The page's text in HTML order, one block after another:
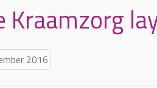
Kraamzorg
2016